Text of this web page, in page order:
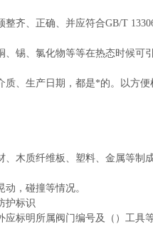
齐、正确、并应符合GB/T
锡、氯化物等等在热态时候可
、生产日期，都是*的。以方便
木质纤维板、塑料、金属等制
，碰撞等情况。
护标识
标明所属阀门编号及（）工具等